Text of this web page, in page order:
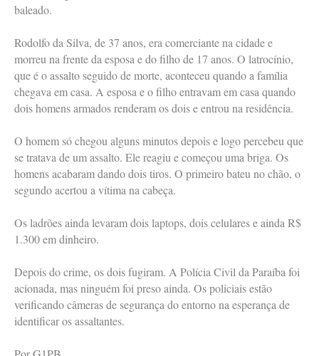
baleado.
Rodolfo da Silva, de 37 anos, era comerciante na cidade e
morreu na frente da esposa e do filho de 17 anos. O latrocínio,
que é o assalto seguido de morte, aconteceu quando a família
chegava em casa. A esposa e o filho entravam em casa quando
dois homens armados renderam os dois e entrou na residência.
O homem só chegou alguns minutos depois e logo percebeu que
se tratava de um assalto. Ele reagiu e começou uma briga. Os
homens acabaram dando dois tiros. O primeiro bateu no chão, o
segundo acertou a vítima na cabeça.
Os ladrões ainda levaram dois laptops, dois celulares e ainda R$
1.300 em dinheiro.
Depois do crime, os dois fugiram. A Polícia Civil da Paraíba foi
acionada, mas ninguém foi preso ainda. Os policiais estão
verificando câmeras de segurança do entorno na esperança de
identificar os assaltantes.